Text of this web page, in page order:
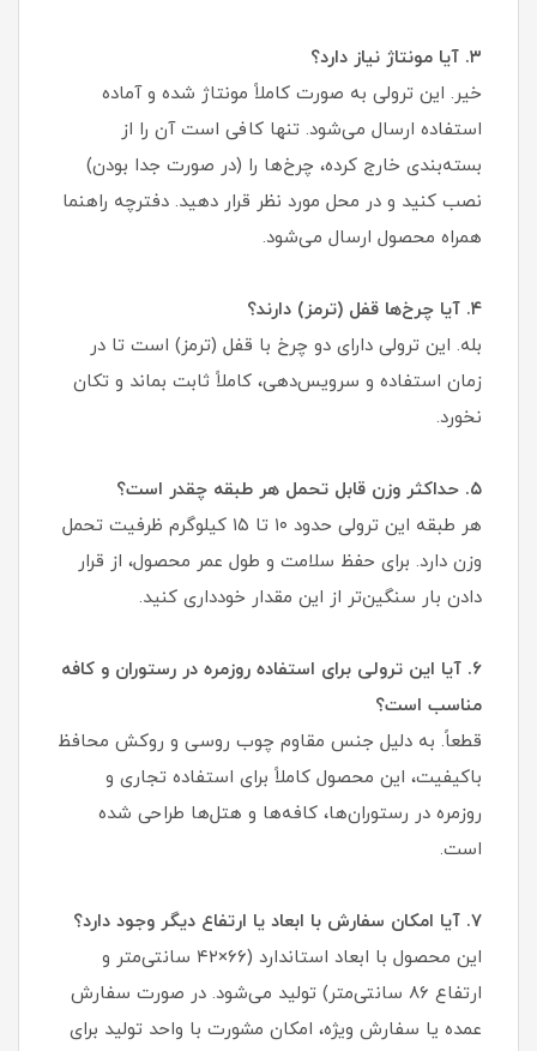
۳. آیا مونتاژ نیاز دارد؟
خیر. این ترولی به صورت کاملاً مونتاژ شده و آماده
استفاده ارسال می‌شود. تنها کافی است آن را از
بسته‌بندی خارج کرده، چرخ‌ها را (در صورت جدا بودن)
نصب کنید و در محل مورد نظر قرار دهید. دفترچه راهنما
همراه محصول ارسال می‌شود.
۴. آیا چرخ‌ها قفل (ترمز) دارند؟
بله. این ترولی دارای دو چرخ با قفل (ترمز) است تا در
زمان استفاده و سرویس‌دهی، کاملاً ثابت بماند و تکان
نخورد.
۵. حداکثر وزن قابل تحمل هر طبقه چقدر است؟
هر طبقه این ترولی حدود ۱۰ تا ۱۵ کیلوگرم ظرفیت تحمل
وزن دارد. برای حفظ سلامت و طول عمر محصول، از قرار
دادن بار سنگین‌تر از این مقدار خودداری کنید.
۶. آیا این ترولی برای استفاده روزمره در رستوران و کافه
مناسب است؟
قطعاً. به دلیل جنس مقاوم چوب روسی و روکش محافظ
باکیفیت، این محصول کاملاً برای استفاده تجاری و
روزمره در رستوران‌ها، کافه‌ها و هتل‌ها طراحی شده
است.
۷. آیا امکان سفارش با ابعاد یا ارتفاع دیگر وجود دارد؟
این محصول با ابعاد استاندارد (۶۶×۴۲ سانتی‌متر و
ارتفاع ۸۶ سانتی‌متر) تولید می‌شود. در صورت سفارش
عمده یا سفارش ویژه، امکان مشورت با واحد تولید برای